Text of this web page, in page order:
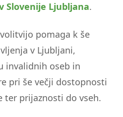
Slovenije Ljubljana.
pomaga k še
v Ljubljani,
invalidnih oseb in
pri še večji dostopnosti
ter prijaznosti do vseh.